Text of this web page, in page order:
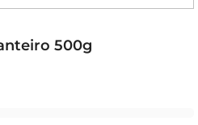
500g